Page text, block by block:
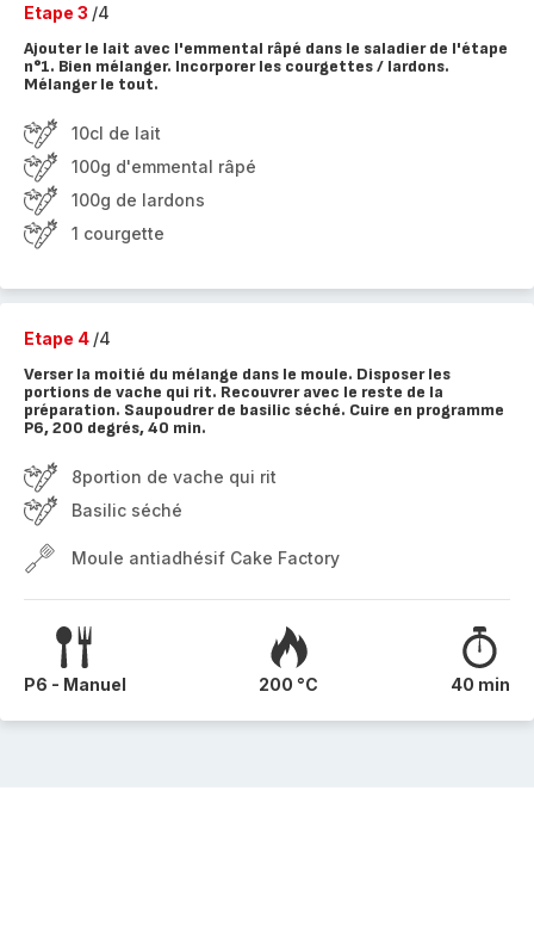
Etape 3 /4
Ajouter le lait avec l'emmental râpé dans le saladier de l'étape
n°1. Bien mélanger. Incorporer les courgettes / lardons.
Mélanger le tout.
10cl de lait
100g d'emmental râpé
100g de lardons
1 courgette
Etape 4 /4
Verser la moitié du mélange dans le moule. Disposer les
portions de vache qui rit. Recouvrer avec le reste de la
préparation. Saupoudrer de basilic séché. Cuire en programme
P6, 200 degrés, 40 min.
8portion de vache qui rit
Basilic séché
Moule antiadhésif Cake Factory
P6 - Manuel 200 °C 40 min